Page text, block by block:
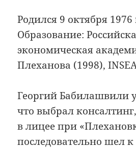
Родился 9 октября
Образование:
экономическая
Плеханова (1998),
Георгий Бабилашвили
что выбрал
в лицее при
последовательно шел